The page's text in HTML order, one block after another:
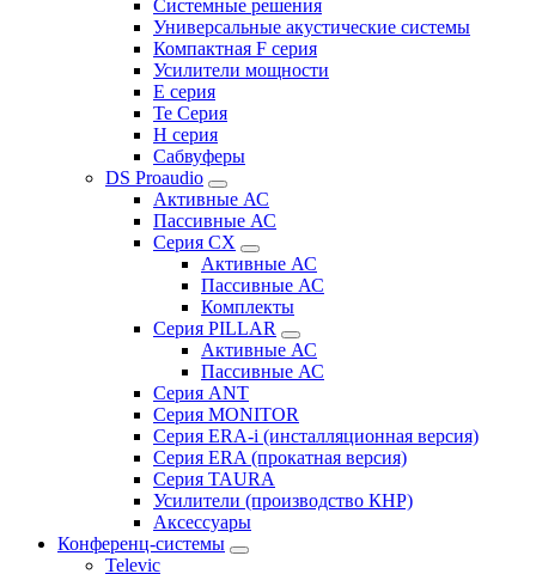
Системные решения
Универсальные акустические системы
Компактная F серия
Усилители мощности
E серия
Te Серия
H серия
Сабвуферы
DS Proaudio
Активные АС
Пассивные АС
Серия CX
Активные АС
Пассивные АС
Комплекты
Серия PILLAR
Активные АС
Пассивные АС
Серия ANT
Серия MONITOR
Серия ERA-i (инсталляционная версия)
Серия ERA (прокатная версия)
Серия TAURA
Усилители (производство КНР)
Аксессуары
Конференц-системы
Televic